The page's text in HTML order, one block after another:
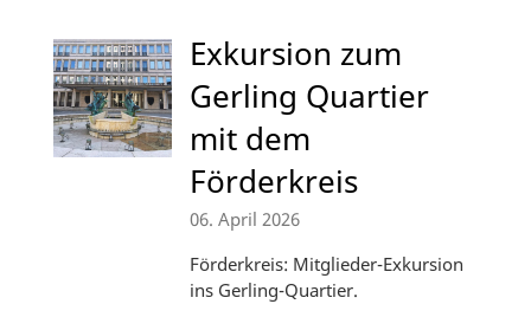
Exkursion zum
Gerling Quartier
mit dem
Förderkreis
06. April 2026
Förderkreis: Mitglieder-Exkursion
ins Gerling-Quartier.